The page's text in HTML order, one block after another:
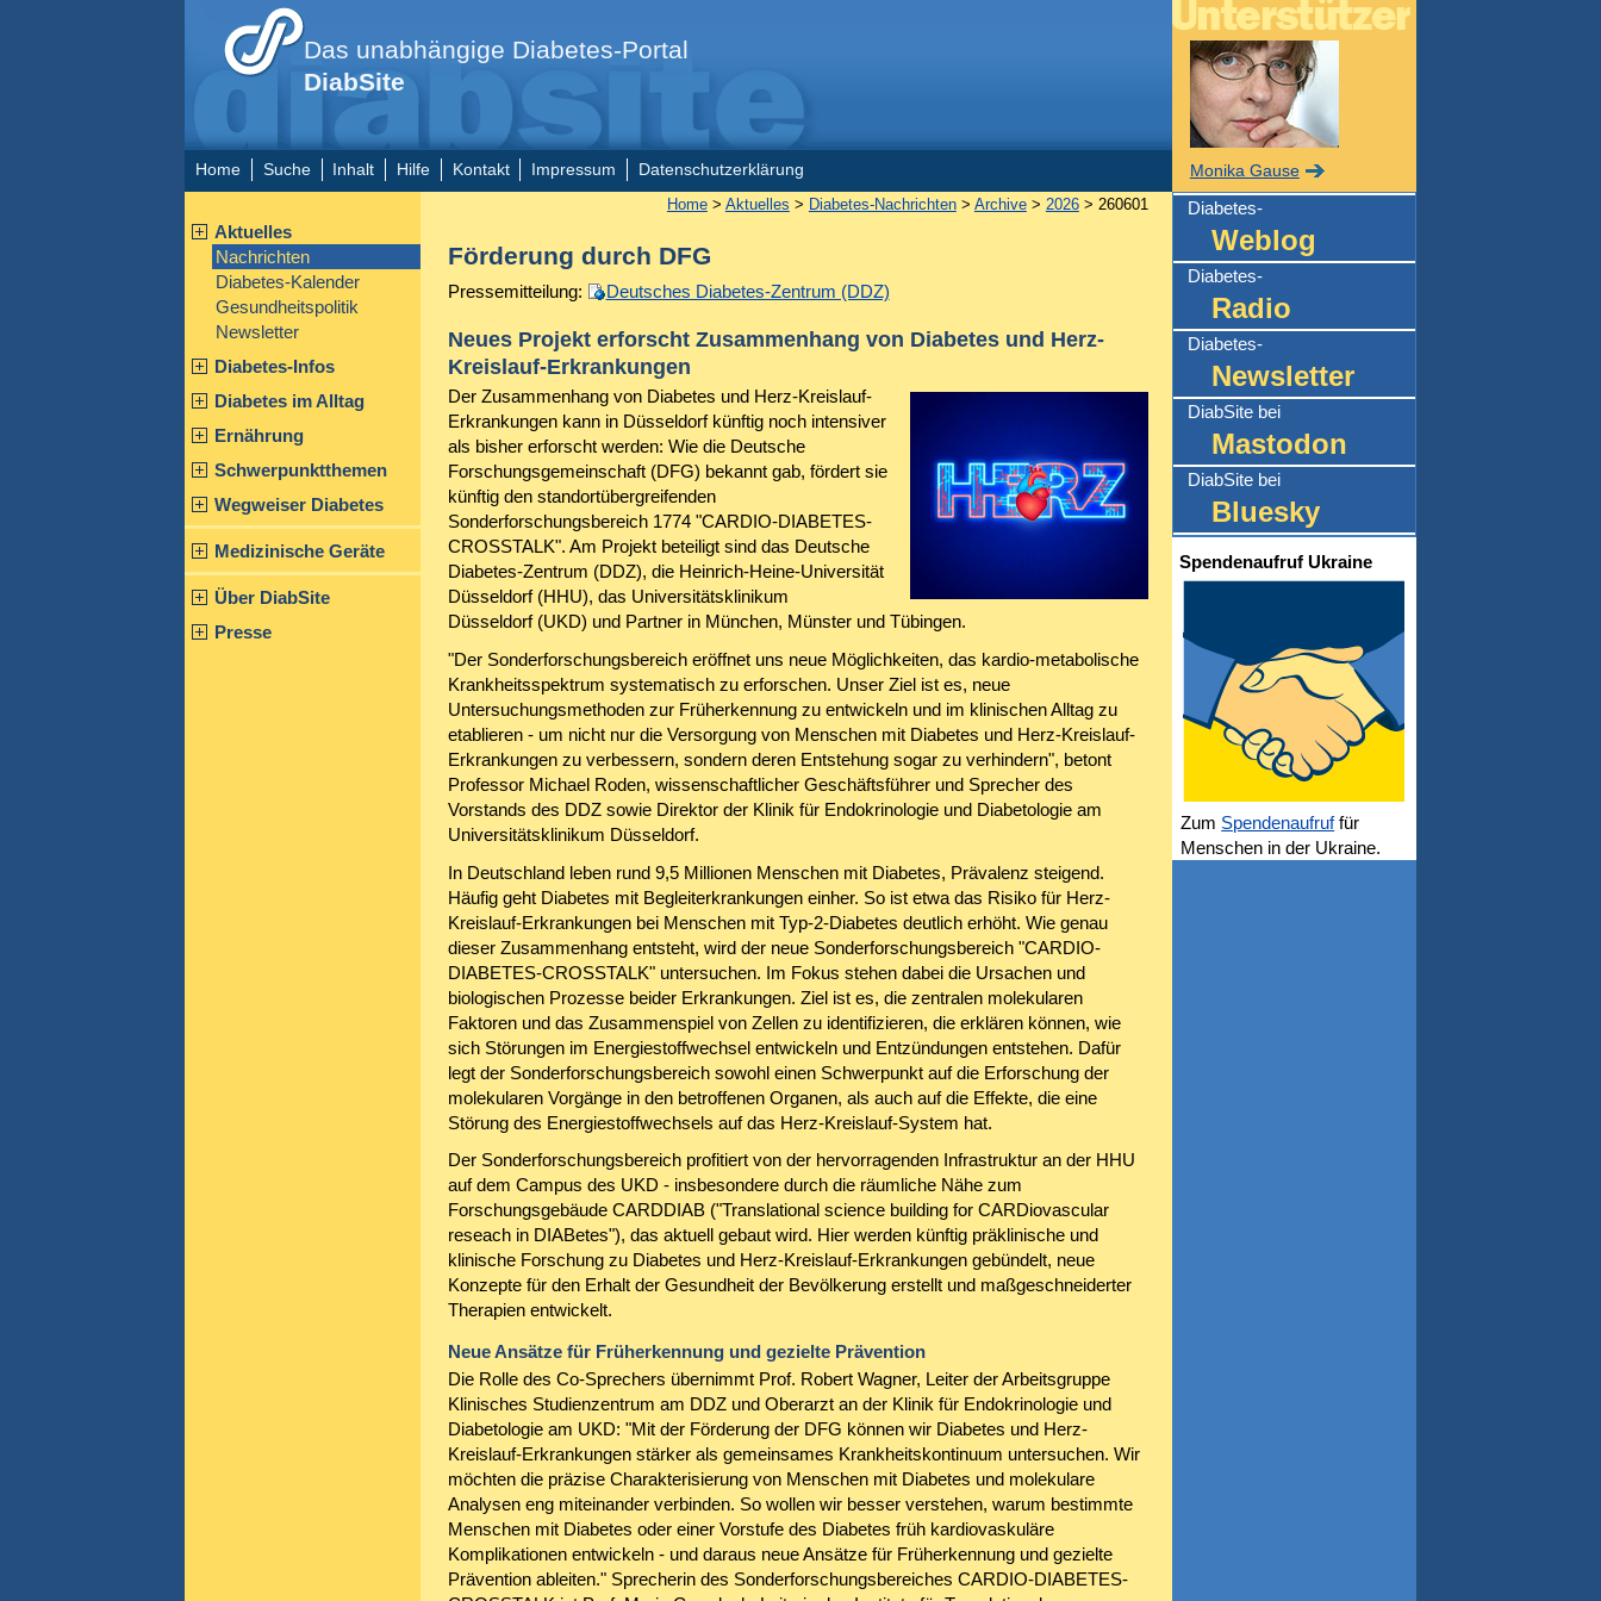
Das unabhängige Diabetes-Portal
DiabSite
Home Suche Inhalt Hilfe Kontakt Impressum Datenschutzerklärung
Aktuelles
Nachrichten
Diabetes-Kalender
Gesundheitspolitik
Newsletter
Diabetes-Infos
Diabetes im Alltag
Ernährung
Schwerpunktthemen
Wegweiser Diabetes
Medizinische Geräte
Über DiabSite
Presse
Home> Aktuelles > Diabetes-Nachrichten> Archive> 2026> 260601
Förderung durch DFG
Pressemitteilung: Deutsches Diabetes-Zentrum (DDZ)
Neues Projekt erforscht Zusammenhang von Diabetes und Herz-
Kreislauf-Erkrankungen
Der Zusammenhang von Diabetes und Herz-Kreislauf-
Erkrankungen kann in Düsseldorf künftig noch intensiver
als bisher erforscht werden: Wie die Deutsche
Forschungsgemeinschaft (DFG) bekannt gab, fördert sie
künftig den standortübergreifenden
Sonderforschungsbereich 1774 "CARDIO-DIABETES-
CROSSTALK". Am Projekt beteiligt sind das Deutsche
Diabetes-Zentrum (DDZ), die Heinrich-Heine-Universität
Düsseldorf (HHU), das Universitätsklinikum
Düsseldorf (UKD) und Partner in München, Münster und Tübingen.
"Der Sonderforschungsbereich eröffnet uns neue Möglichkeiten, das kardio-metabolische
Krankheitsspektrum systematisch zu erforschen. Unser Ziel ist es, neue
Untersuchungsmethoden zur Früherkennung zu entwickeln und im klinischen Alltag zu
etablieren - um nicht nur die Versorgung von Menschen mit Diabetes und Herz-Kreislauf-
Erkrankungen zu verbessern, sondern deren Entstehung sogar zu verhindern", betont
Professor Michael Roden, wissenschaftlicher Geschäftsführer und Sprecher des
Vorstands des DDZ sowie Direktor der Klinik für Endokrinologie und Diabetologie am
Universitätsklinikum Düsseldorf.
In Deutschland leben rund 9,5 Millionen Menschen mit Diabetes, Prävalenz steigend.
Häufig geht Diabetes mit Begleiterkrankungen einher. So ist etwa das Risiko für Herz-
Kreislauf-Erkrankungen bei Menschen mit Typ-2-Diabetes deutlich erhöht. Wie genau
dieser Zusammenhang entsteht, wird der neue Sonderforschungsbereich "CARDIO-
DIABETES-CROSSTALK" untersuchen. Im Fokus stehen dabei die Ursachen und
biologischen Prozesse beider Erkrankungen. Ziel ist es, die zentralen molekularen
Faktoren und das Zusammenspiel von Zellen zu identifizieren, die erklären können, wie
sich Störungen im Energiestoffwechsel entwickeln und Entzündungen entstehen. Dafür
legt der Sonderforschungsbereich sowohl einen Schwerpunkt auf die Erforschung der
molekularen Vorgänge in den betroffenen Organen, als auch auf die Effekte, die eine
Störung des Energiestoffwechsels auf das Herz-Kreislauf-System hat.
Der Sonderforschungsbereich profitiert von der hervorragenden Infrastruktur an der HHU
auf dem Campus des UKD - insbesondere durch die räumliche Nähe zum
Forschungsgebäude CARDDIAB ("Translational science building for CARDiovascular
reseach in DIABetes"), das aktuell gebaut wird. Hier werden künftig präklinische und
klinische Forschung zu Diabetes und Herz-Kreislauf-Erkrankungen gebündelt, neue
Konzepte für den Erhalt der Gesundheit der Bevölkerung erstellt und maßgeschneiderter
Therapien entwickelt.
Neue Ansätze für Früherkennung und gezielte Prävention
Die Rolle des Co-Sprechers übernimmt Prof. Robert Wagner, Leiter der Arbeitsgruppe
Klinisches Studienzentrum am DDZ und Oberarzt an der Klinik für Endokrinologie und
Diabetologie am UKD: "Mit der Förderung der DFG können wir Diabetes und Herz-
Kreislauf-Erkrankungen stärker als gemeinsames Krankheitskontinuum untersuchen. Wir
möchten die präzise Charakterisierung von Menschen mit Diabetes und molekulare
Analysen eng miteinander verbinden. So wollen wir besser verstehen, warum bestimmte
Menschen mit Diabetes oder einer Vorstufe des Diabetes früh kardiovaskuläre
Komplikationen entwickeln - und daraus neue Ansätze für Früherkennung und gezielte
Prävention ableiten." Sprecherin des Sonderforschungsbereiches CARDIO-DIABETES-
Monika Gause
Diabetes-
Weblog
Diabetes-
Radio
Diabetes-
Newsletter
DiabSite bei
Mastodon
DiabSite bei
Bluesky
Spendenaufruf Ukraine
Zum Spendenaufruffür
Menschen in der Ukraine.